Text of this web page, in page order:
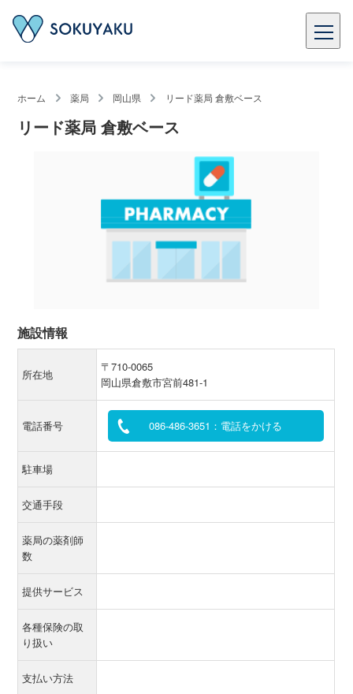
ホーム 薬局 岡山県 リード薬局 倉敷ベース
リード薬局 倉敷ベース
施設情報
所在地
〒710-0065
岡山県倉敷市宮前481-1
電話番号 086-486-3651：電話をかける
駐車場
交通手段
薬局の薬剤師
数
提供サービス
各種保険の取
り扱い
支払い方法